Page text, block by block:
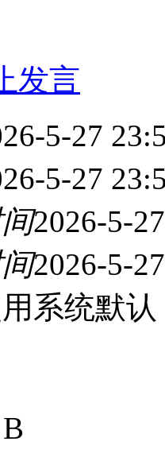
发言
5-27
5-27
2026-5-
2026-5-
系统默认